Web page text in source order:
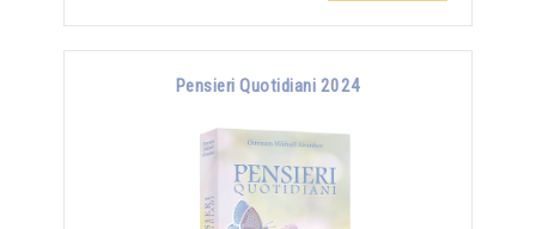
Pensieri Quotidiani 2024